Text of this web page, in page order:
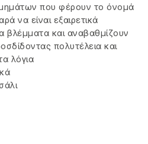
που φέρουν το όνομά
να είναι εξαιρετικά
βλέμματα και αναβαθμίζουν
πολυτέλεια και
λόγια